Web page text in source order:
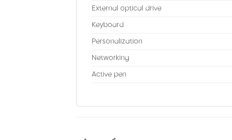
External optical drive
Keyboard
Personalization
Networking
Active pen